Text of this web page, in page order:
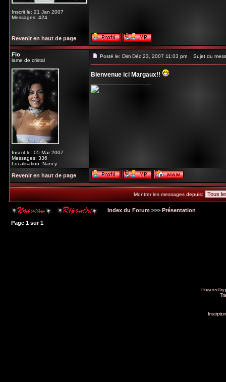
Inscrit le: 21 Jan 2007
Messages: 424
Revenir en haut de page
Flo
lame de cristal
Inscrit le: 05 Mar 2007
Messages: 336
Localisation: Nancy
Posté le: Dim Déc 23, 2007 11:03 pm Sujet du
Bienvenue ici Margaux!!
_________________
Revenir en haut de page
Montrer les messages depuis:
Index du Forum >>> Présentation
Page 1 sur1
Powered by